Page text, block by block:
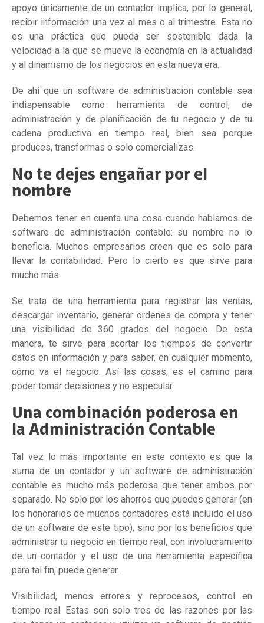
apoyo únicamente de un contador implica, por lo general,
recibir información una vez al mes o al trimestre. Esta no
es una práctica que pueda ser sostenible dada la
velocidad a la que se mueve la economía en la actualidad
y al dinamismo de los negocios en esta nueva era.
De ahí que un software de administración contable sea
indispensable como herramienta de control, de
administración y de planificación de tu negocio y de tu
cadena productiva en tiempo real, bien sea porque
produces, transformas o solo comercializas.
No te dejes engañar por el
nombre
Debemos tener en cuenta una cosa cuando hablamos de
software de administración contable: su nombre no lo
beneficia. Muchos empresarios creen que es solo para
llevar la contabilidad. Pero lo cierto es que sirve para
mucho más.
Se trata de una herramienta para registrar las ventas,
descargar inventario, generar ordenes de compra y tener
una visibilidad de 360 grados del negocio. De esta
manera, te sirve para acortar los tiempos de convertir
datos en información y para saber, en cualquier momento,
cómo va el negocio. Así las cosas, es el camino para
poder tomar decisiones y no especular.
Una combinación poderosa en
la Administración Contable
Tal vez lo más importante en este contexto es que la
suma de un contador y un software de administración
contable es mucho más poderosa que tener ambos por
separado. No solo por los ahorros que puedes generar (en
los honorarios de muchos contadores está incluido el uso
de un software de este tipo), sino por los beneficios que
administrar tu negocio en tiempo real, con involucramiento
de un contador y el uso de una herramienta específica
para tal fin, puede generar.
Visibilidad, menos errores y reprocesos, control en
tiempo real. Estas son solo tres de las razones por las